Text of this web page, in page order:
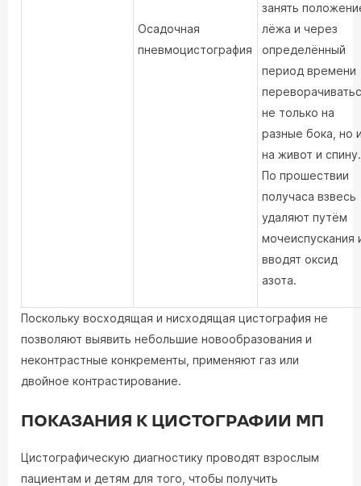
Осадочная
пневмоцистография
занять
лёжа и через
определённый
период времени
не только на
разные бока, но
на живот и спину.
По прошествии
получаса взвесь
удаляют путём
мочеиспускания
вводят оксид
азота.
Поскольку восходящая и нисходящая цистография не
позволяют выявить небольшие новообразования и
неконтрастные конкременты, применяют газ или
двойное контрастирование.
ПОКАЗАНИЯ К ЦИСТОГРАФИИ МП
Цистографическую диагностику проводят взрослым
пациентам и детям для того, чтобы получить